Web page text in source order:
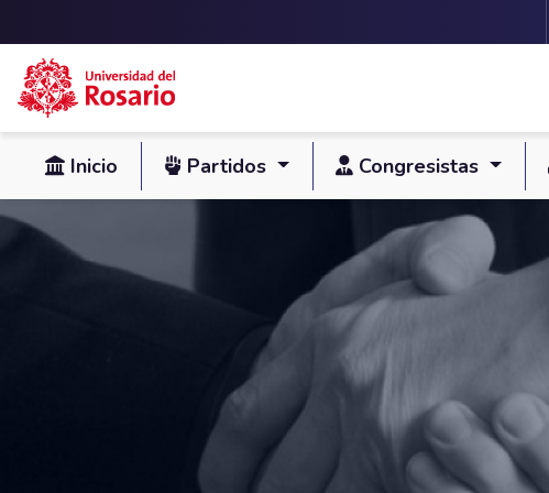
Skip to main content
Inicio Partidos Congresistas